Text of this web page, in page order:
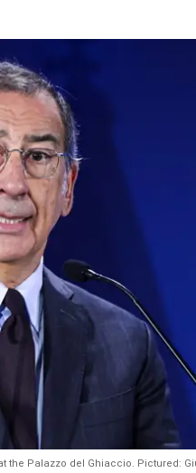
the Palazzo del Ghiaccio. Pictured: